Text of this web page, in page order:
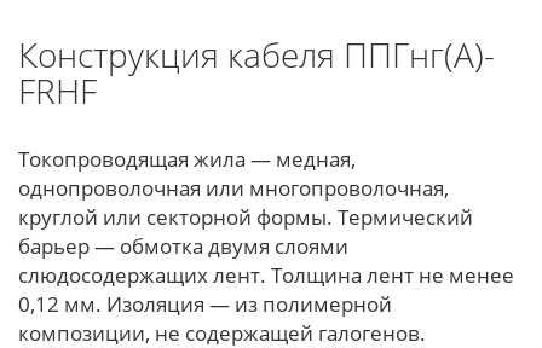
Конструкция кабеля ППГнг(А)-
FRHF
Токопроводящая жила — медная,
однопроволочная или многопроволочная,
круглой или секторной формы. Термический
барьер — обмотка двумя слоями
слюдосодержащих лент. Толщина лент не менее
0,12 мм. Изоляция — из полимерной
композиции, не содержащей галогенов.